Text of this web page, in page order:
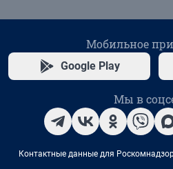
Мобильное
Google Play
Мы в
Контактные данные для